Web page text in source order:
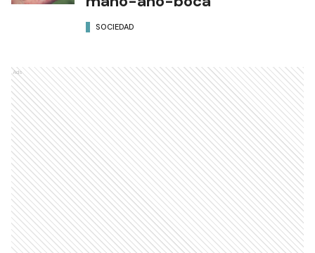
SOCIEDAD
Ads